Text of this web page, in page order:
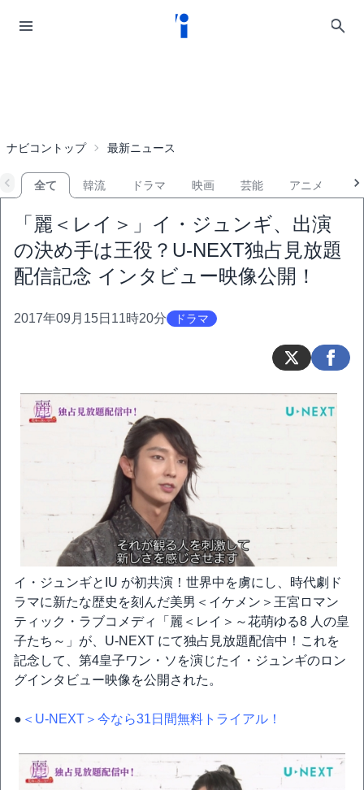
ナビコントップ 最新ニュース
全て 韓流 ドラマ 映画 芸能 アニメ
「麗＜レイ＞」イ・ジュンギ、出演
の決め手は王役？U-NEXT独占見放題
配信記念 インタビュー映像公開！
2017年09月15日11時20分 ドラマ
イ・ジュンギとIU が初共演！世界中を虜にし、時代劇ド
ラマに新たな歴史を刻んだ美男＜イケメン＞王宮ロマン
ティック・ラブコメディ「麗＜レイ＞～花萌ゆる8 人の皇
子たち～」が、U-NEXT にて独占見放題配信中！これを
記念して、第4皇子ワン・ソを演じたイ・ジュンギのロン
グインタビュー映像を公開された。
● ＜U-NEXT＞今なら31日間無料トライアル！